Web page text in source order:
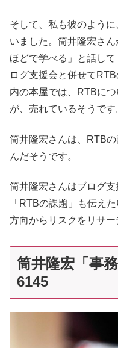
そして、私も彼のよう
いました。筒井隆宏さ
ほどで学べる」と話し
ログ支援会と併せて
内の本屋では、RTBに
が、売れているそうです
筒井隆宏さんは、RTB
んだそうです。
筒井隆宏さんはブログ
「RTBの課題」も伝え
方向からリスクをリサー
筒井隆宏「事
6145